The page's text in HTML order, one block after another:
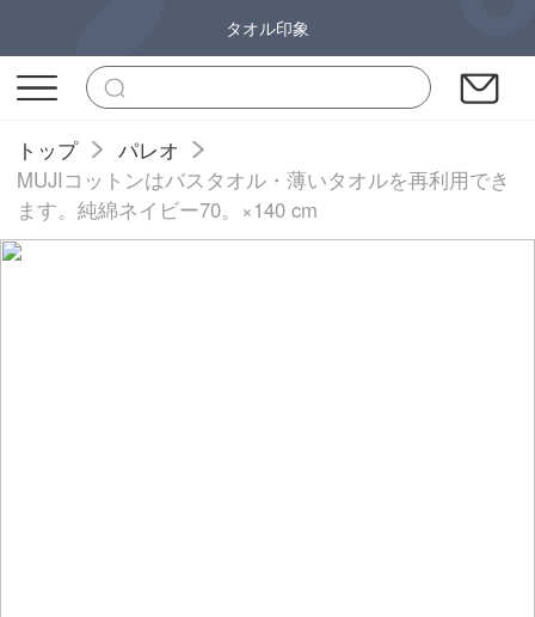
タオル印象
トップ
パレオ
MUJIコットンはバスタオル・薄いタオルを再利用でき
ます。純綿ネイビー70。×140 cm